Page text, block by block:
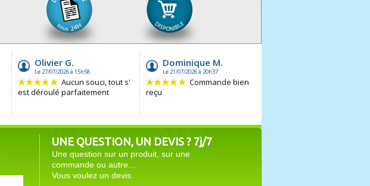
UNE QUESTION, UN DEVIS ? 7j/7
Une question sur un produit, sur une
commande ou autre...
Vous voulez un devis.